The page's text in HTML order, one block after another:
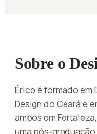
Sobre o
Érico é formado em
Design do Ceará e
ambos em
uma pós-